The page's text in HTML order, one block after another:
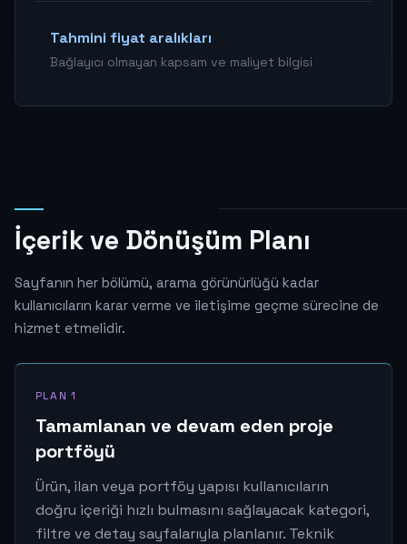
Tahmini fiyat aralıkları
Bağlayıcı olmayan kapsam ve maliyet bilgisi
İçerik ve Dönüşüm Planı
Sayfanın her bölümü, arama görünürlüğü kadar
kullanıcıların karar verme ve iletişime geçme sürecine de
hizmet etmelidir.
PLAN 1
Tamamlanan ve devam eden proje
portföyü
Ürün, ilan veya portföy yapısı kullanıcıların
doğru içeriği hızlı bulmasını sağlayacak kategori,
filtre ve detay sayfalarıyla planlanır. Teknik